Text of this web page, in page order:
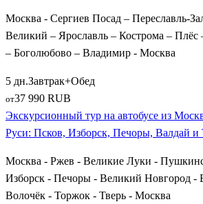
Москва - Сергиев Посад – Переславль-
Великий – Ярославль – Кострома – Плёс
– Боголюбово – Владимир - Москва
5 дн.Завтрак+Обед
от37 990 RUB
Экскурсионный тур на автобусе из
Руси: Псков, Изборск, Печоры, Валдай и
Москва - Ржев - Великие Луки -
Изборск - Печоры - Великий Новгород
Волочёк - Торжок - Тверь - Москва